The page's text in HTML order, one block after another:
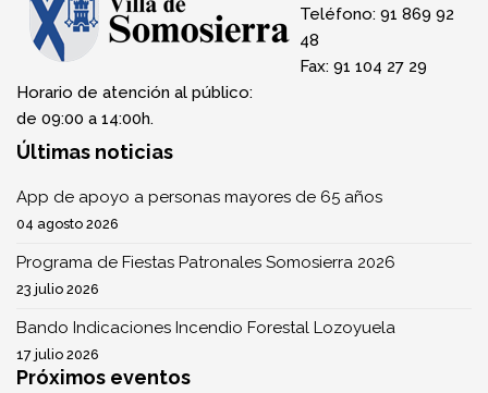
Teléfono: 91 869 92
48
Fax: 91 104 27 29
Horario de atención al público:
de 09:00 a 14:00h.
Últimas noticias
App de apoyo a personas mayores de 65 años
04 agosto 2026
Programa de Fiestas Patronales Somosierra 2026
23 julio 2026
Bando Indicaciones Incendio Forestal Lozoyuela
17 julio 2026
Próximos eventos